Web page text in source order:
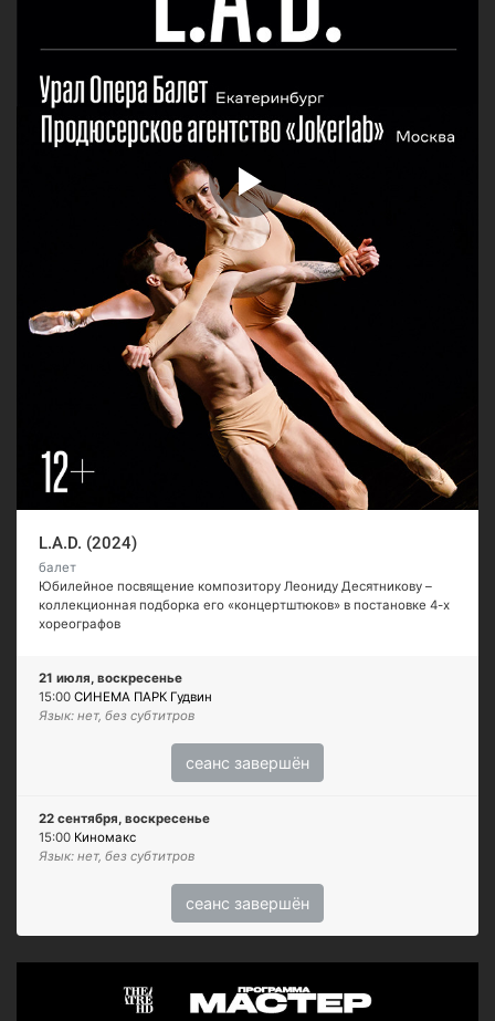
L.A.D. (2024)
балет
Юбилейное посвящение композитору Леониду Десятникову –
коллекционная подборка его «концертштюков» в постановке 4-х
хореографов
21 июля, воскресенье
15:00 СИНЕМА ПАРК Гудвин
Язык: нет, без субтитров
сеанс завершён
22 сентября, воскресенье
15:00 Киномакс
Язык: нет, без субтитров
сеанс завершён